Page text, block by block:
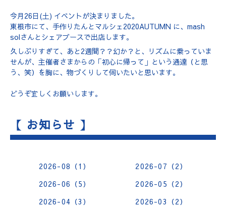
今月26日(土) イベントが決まりました。
東根市にて、手作りたんとマルシェ2020AUTUMN に、mash
solさんとシェアブースで出店します。
久しぶりすぎて、あと2週間？？幻か？と、リズムに乗っていま
せんが、主催者さまからの「初心に帰って」という通達（と思
う、笑）を胸に、物づくりして伺いたいと思います。
どうぞ宜しくお願いします。
【 お知らせ 】
2026-08（1）
2026-07（2）
2026-06（5）
2026-05（2）
2026-04（3）
2026-03（2）